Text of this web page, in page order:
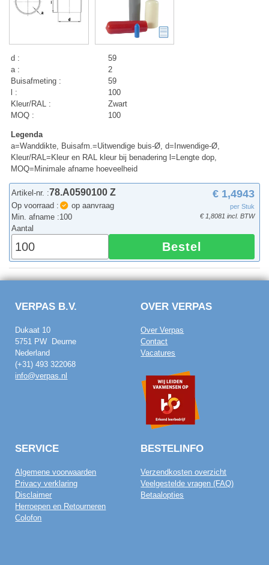
d :
59
a :
2
Buisafmeting :
59
l :
100
Kleur/RAL :
Zwart
MOQ :
100
Legenda
a=Wanddikte, Buisafm.=Uitwendige buis-Ø, d=Inwendige-Ø,
Kleur/RAL=Kleur en RAL kleur bij benadering l=Lengte dop,
MOQ=Minimale afname hoeveelheid
Artikel-nr. :78.A0590100 Z
Op voorraad :
op aanvraag
Min. afname :100
€ 1,4943
per Stuk
€ 1,8081 incl. BTW
Aantal
Bestel
VERPAS B.V.
Dukaat 10
5751 PW Deurne
Nederland
(+31) 493 322068
info@verpas.nl
OVER VERPAS
Over Verpas
Contact
Vacatures
SERVICE
Algemene voorwaarden
Privacy verklaring
Disclaimer
Herroepen en Retourneren
Colofon
BESTELINFO
Verzendkosten overzicht
Veelgestelde vragen (FAQ)
Betaalopties